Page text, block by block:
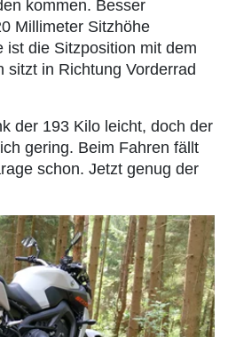
kommen. Besser
Millimeter Sitzhöhe
ist die Sitzposition mit dem
sitzt in Richtung Vorderrad
der 193 Kilo leicht, doch der
gering. Beim Fahren fällt
schon. Jetzt genug der